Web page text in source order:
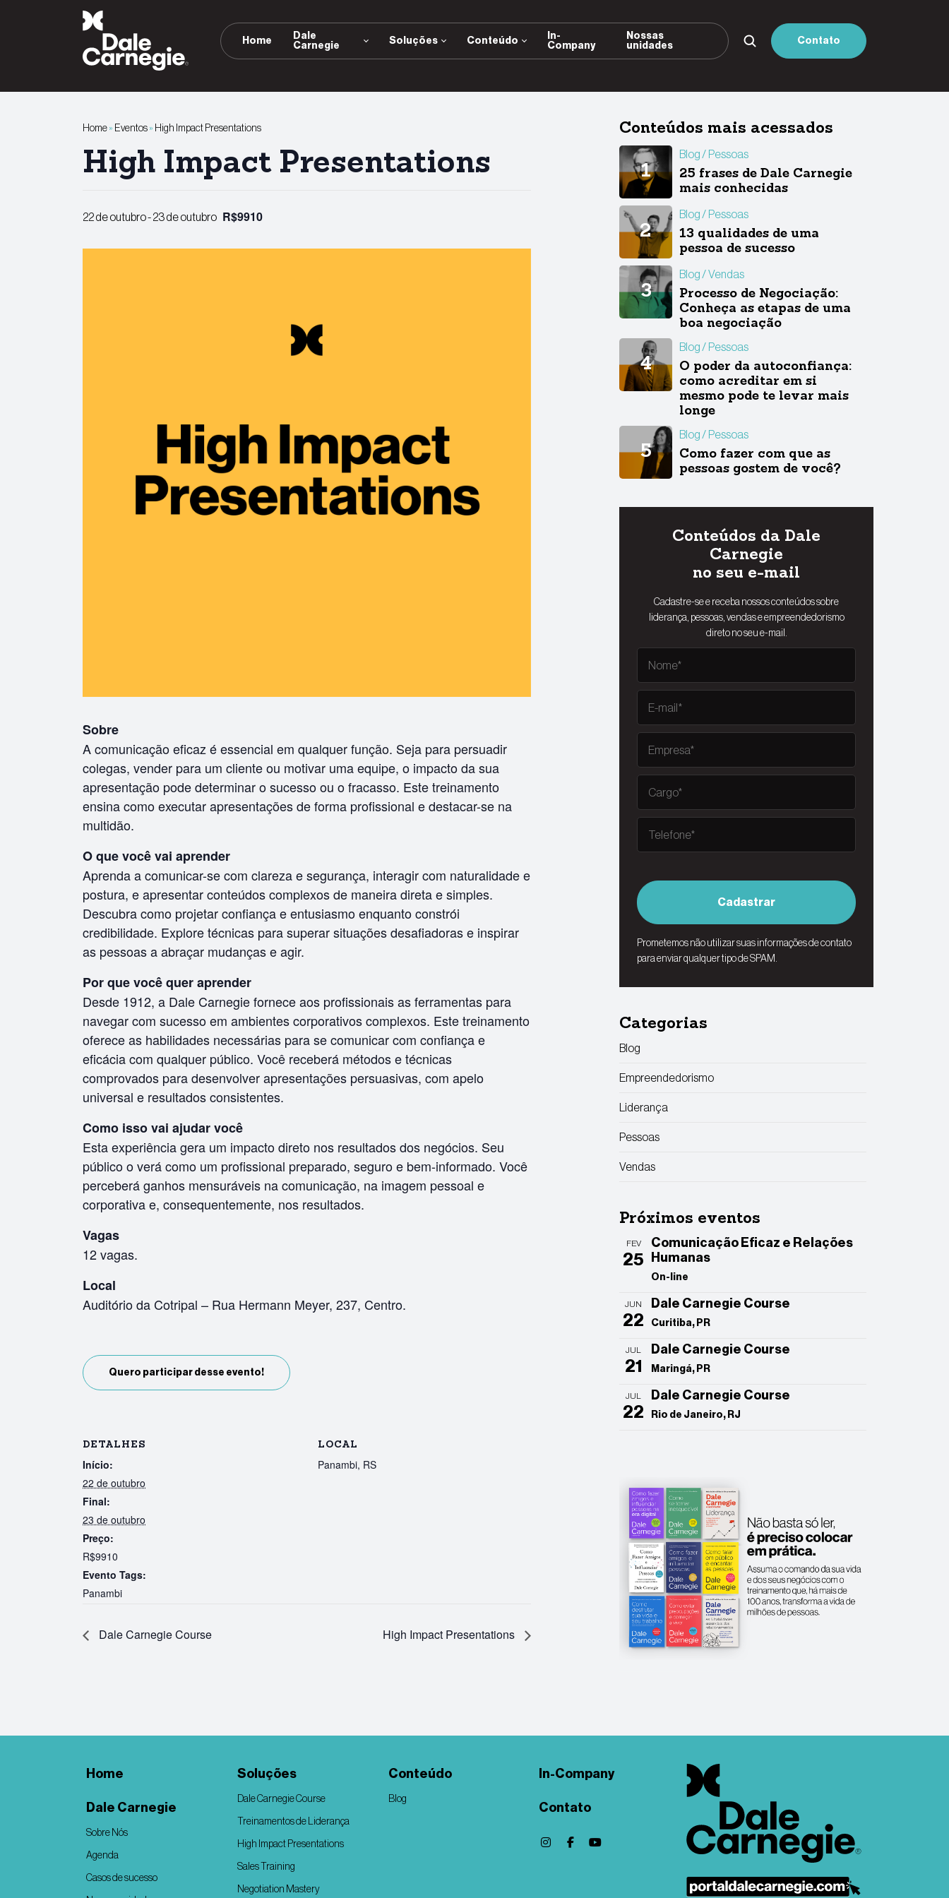
Home
Dale
Carnegie
Soluções Conteúdo
In-
Company
Nossas
unidades
Contato
Home» Eventos» High Impact Presentations
High Impact Presentations
22 de outubro-23 de outubro R$9910
Sobre
A comunicação eficaz é essencial em qualquer função. Seja para persuadir
colegas, vender para um cliente ou motivar uma equipe, o impacto da sua
apresentação pode determinar o sucesso ou o fracasso. Este treinamento
ensina como executar apresentações de forma profissional e destacar-se na
multidão.
O que você vai aprender
Aprenda a comunicar-se com clareza e segurança, interagir com naturalidade e
postura, e apresentar conteúdos complexos de maneira direta e simples.
Descubra como projetar confiança e entusiasmo enquanto constrói
credibilidade. Explore técnicas para superar situações desafiadoras e inspirar
as pessoas a abraçar mudanças e agir.
Por que você quer aprender
Desde 1912, a Dale Carnegie fornece aos profissionais as ferramentas para
navegar com sucesso em ambientes corporativos complexos. Este treinamento
oferece as habilidades necessárias para se comunicar com confiança e
eficácia com qualquer público. Você receberá métodos e técnicas
comprovados para desenvolver apresentações persuasivas, com apelo
universal e resultados consistentes.
Como isso vai ajudar você
Esta experiência gera um impacto direto nos resultados dos negócios. Seu
público o verá como um profissional preparado, seguro e bem-informado. Você
perceberá ganhos mensuráveis na comunicação, na imagem pessoal e
corporativa e, consequentemente, nos resultados.
Vagas
12 vagas.
Local
Auditório da Cotripal – Rua Hermann Meyer, 237, Centro.
Quero participar desse evento!
DETALHES
Início:
22 de outubro
Final:
23 de outubro
Preço:
R$9910
Evento Tags:
Panambi
LOCAL
Panambi, RS
Dale Carnegie Course High Impact Presentations
Conteúdos mais acessados
Blog Pessoas
25 frases de Dale Carnegie
mais conhecidas
Blog Pessoas
13 qualidades de uma
pessoa de sucesso
Blog Vendas
Processo de Negociação:
Conheça as etapas de uma
boa negociação
Blog Pessoas
O poder da autoconfiança:
como acreditar em si
mesmo pode te levar mais
longe
Blog Pessoas
Como fazer com que as
pessoas gostem de você?
Conteúdos da Dale
Carnegie
no seu e-mail
Cadastre-se e receba nossos conteúdos sobre
liderança, pessoas, vendas e empreendedorismo
direto no seu e-mail.
Cadastrar
Prometemos não utilizar suas informações de contato
para enviar qualquer tipo de SPAM.
Categorias
Blog
Empreendedorismo
Liderança
Pessoas
Vendas
Próximos eventos
FEV
25
Comunicação Eficaz e Relações
Humanas
On-line
JUN
22
Dale Carnegie Course
Curitiba, PR
JUL
21
Dale Carnegie Course
Maringá, PR
JUL
22
Dale Carnegie Course
Rio de Janeiro, RJ
Home
Dale Carnegie
Sobre Nós
Agenda
Casos de sucesso
Soluções
Dale Carnegie Course
Treinamentos de Liderança
High Impact Presentations
Sales Training
Negotiation Mastery
Conteúdo
Blog
In-Company
Contato